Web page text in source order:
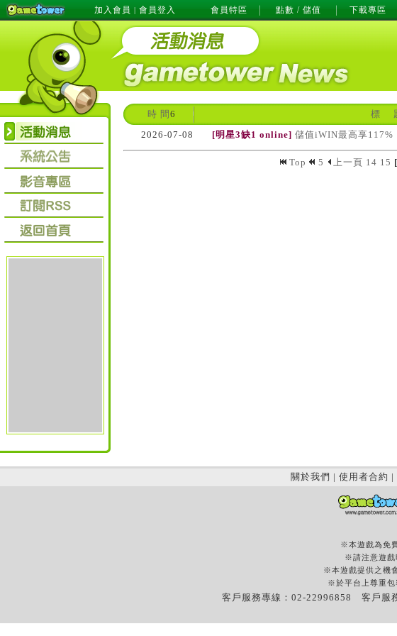
加入會員 | 會員登入 會員特區 點數 / 儲值 下載專區
時 間 6
標
2026-07-08
[明星3缺1 online] 儲值iWIN最高享117%
Top 5 上一頁 14 15
關於我們 | 使用者合約 |
※本遊戲為免
※請注意遊戲
※本遊戲提供之機
※於平台上尊重包
客戶服務專線：02-22996858 客戶服